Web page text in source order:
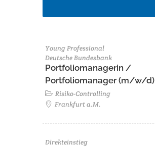
Young Professional
Deutsche Bundesbank
Portfoliomanagerin /
Portfoliomanager (m/w/d)
Risiko-Controlling
Frankfurt a.M.
Direkteinstieg